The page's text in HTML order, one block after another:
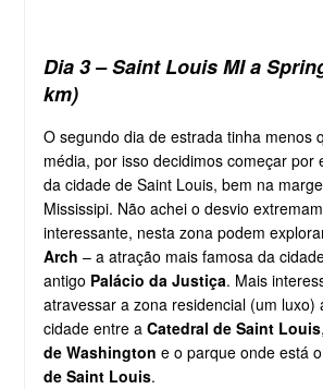
Dia 3 – Saint Louis MI a
km)
O segundo dia de estrada tinha menos
média, por isso decidimos começar por
da cidade de Saint Louis, bem na
Mississipi. Não achei o desvio
interessante, nesta zona podem
Arch – a atração mais famosa da
antigo Palácio da Justiça. Mais
atravessar a zona residencial (um luxo)
cidade entre a Catedral de Saint Louis
de Washington e o parque onde está o
de Saint Louis.